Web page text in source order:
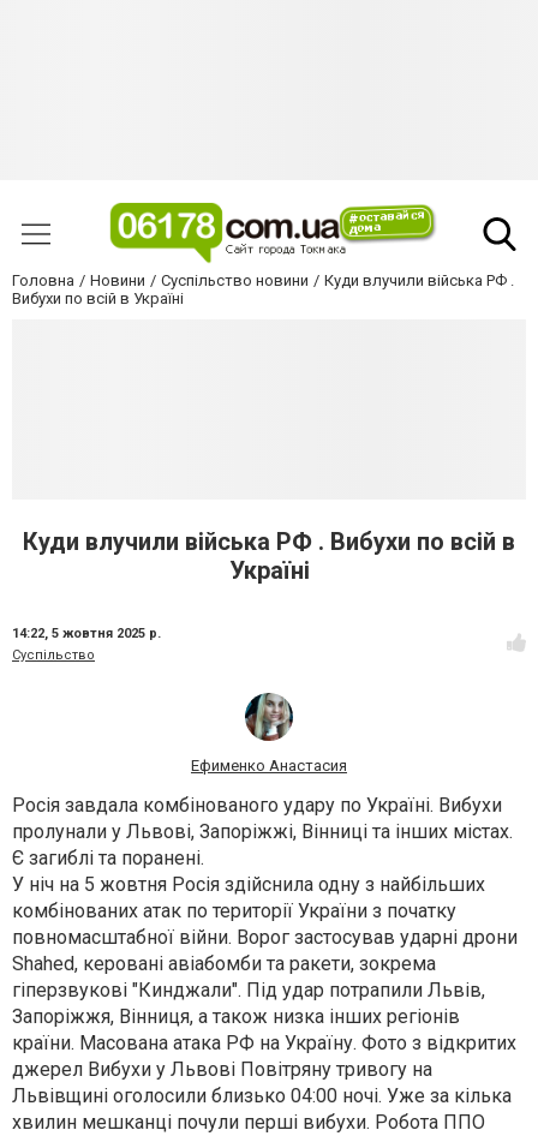
Головна Новини Суспільство новини
Куди влучили війська РФ .
Вибухи по всій в Україні
Куди влучили війська РФ . Вибухи по всій в
Україні
14:22, 5 жовтня 2025 р.
Суспільство
Ефименко Анастасия
Росія завдала комбінованого удару по Україні. Вибухи
пролунали у Львові, Запоріжжі, Вінниці та інших містах.
Є загиблі та поранені.
У ніч на 5 жовтня Росія здійснила одну з найбільших
комбінованих атак по території України з початку
повномасштабної війни. Ворог застосував ударні дрони
Shahed, керовані авіабомби та ракети, зокрема
гіперзвукові "Кинджали". Під удар потрапили Львів,
Запоріжжя, Вінниця, а також низка інших регіонів
країни. Масована атака РФ на Україну. Фото з відкритих
джерел Вибухи у Львові Повітряну тривогу на
Львівщині оголосили близько 04:00 ночі. Уже за кілька
хвилин мешканці почули перші вибухи. Робота ППО